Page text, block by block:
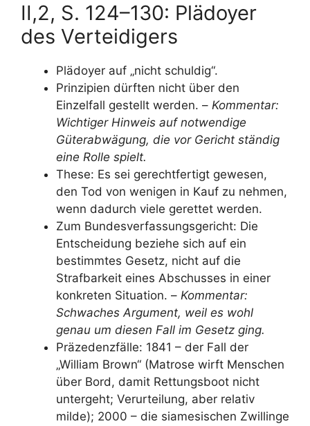
II,2, S. 124–130: Plädoyer
des Verteidigers
Plädoyer auf „nicht schuldig“.
Prinzipien dürften nicht über den
Einzelfall gestellt werden. – Kommentar:
Wichtiger Hinweis auf notwendige
Güterabwägung, die vor Gericht ständig
eine Rolle spielt.
These: Es sei gerechtfertigt gewesen,
den Tod von wenigen in Kauf zu nehmen,
wenn dadurch viele gerettet werden.
Zum Bundesverfassungsgericht: Die
Entscheidung beziehe sich auf ein
bestimmtes Gesetz, nicht auf die
Strafbarkeit eines Abschusses in einer
konkreten Situation. – Kommentar:
Schwaches Argument, weil es wohl
genau um diesen Fall im Gesetz ging.
Präzedenzfälle: 1841 – der Fall der
„William Brown“ (Matrose wirft Menschen
über Bord, damit Rettungsboot nicht
untergeht; Verurteilung, aber relativ
milde); 2000 – die siamesischen Zwillinge